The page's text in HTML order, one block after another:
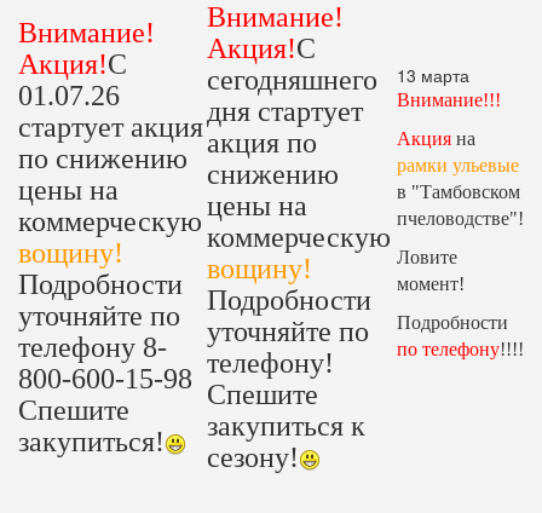
Внимание!
Акция!С
01.07.26
стартует акция
по снижению
цены на
коммерческую
вощину!
Подробности
уточняйте по
телефону 8-
800-600-15-98
Спешите
закупиться!
Внимание!
Акция!С
сегодняшнего
дня стартует
акция по
снижению
цены на
коммерческую
вощину!
Подробности
уточняйте по
телефону!
Спешите
закупиться к
сезону!
13 марта
Внимание!!!
Акция на
рамки ульевые
в "Тамбовском
пчеловодстве"!
Ловите
момент!
Подробности
по телефону!!!!